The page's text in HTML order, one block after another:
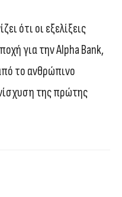
ότι οι εξελίξεις
για την Alpha Bank,
το ανθρώπινο
της πρώτης